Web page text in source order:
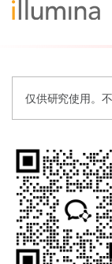
仅供研究使用。